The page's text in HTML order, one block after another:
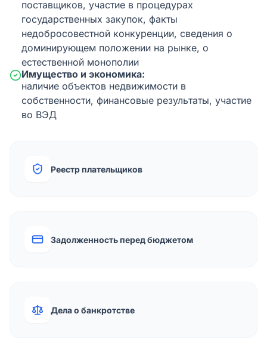
поставщиков, участие в процедурах
государственных закупок, факты
недобросовестной конкуренции, сведения о
доминирующем положении на рынке, о
естественной монополии
Имущество и экономика:
наличие объектов недвижимости в
собственности, финансовые результаты, участие
во ВЭД
Реестр плательщиков
Задолженность перед бюджетом
Дела о банкротстве